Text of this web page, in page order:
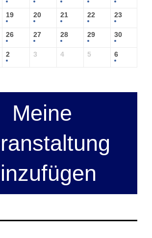
19 20 21 22 23
26 27 28 29 30
2 3 4 5 6
Meine